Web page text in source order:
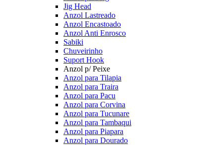
Jig Head
Anzol Lastreado
Anzol Encastoado
Anzol Anti Enrosco
Sabiki
Chuveirinho
Suport Hook
Anzol p/ Peixe
Anzol para Tilapia
Anzol para Traira
Anzol para Pacu
Anzol para Corvina
Anzol para Tucunare
Anzol para Tambaqui
Anzol para Piapara
Anzol para Dourado